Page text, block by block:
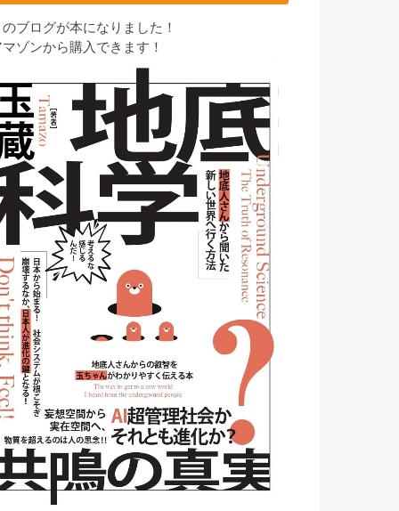
のブログが本になりました！
マゾンから購入できます！